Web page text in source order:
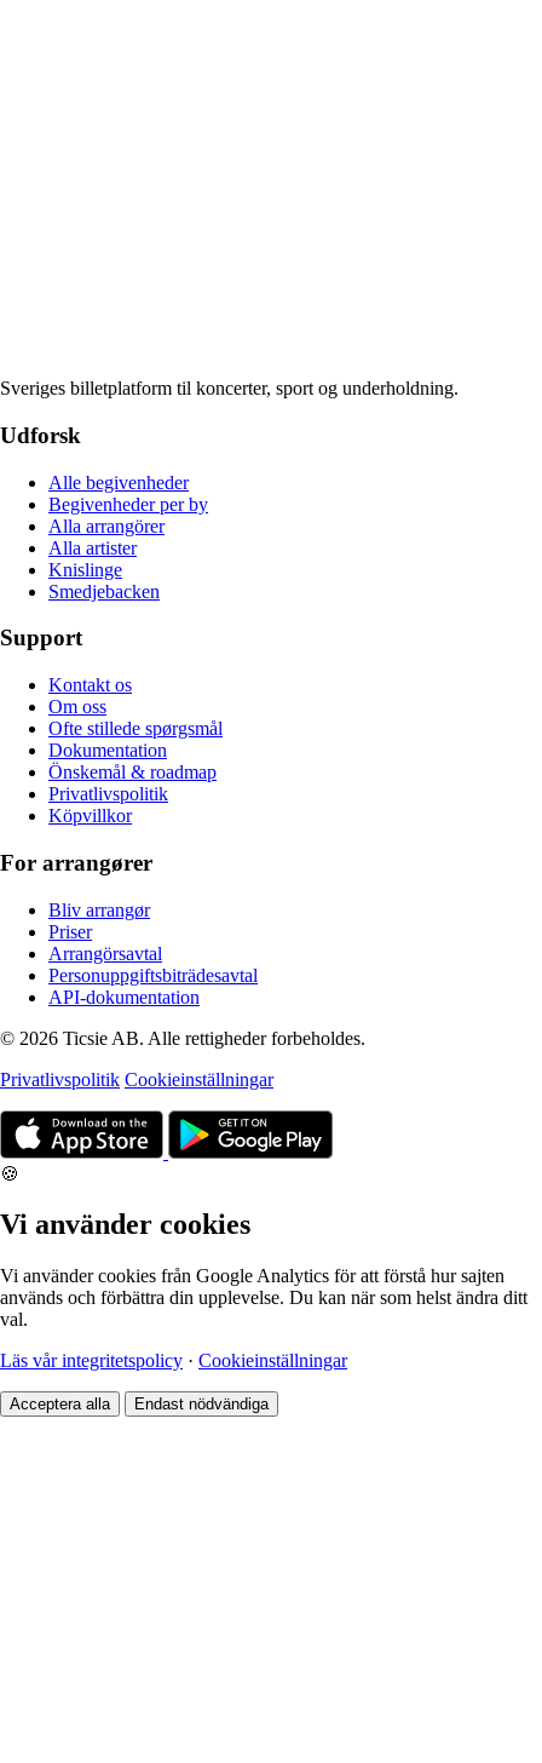
Sveriges billetplatform til koncerter, sport og underholdning.
Udforsk
Alle begivenheder
Begivenheder per by
Alla arrangörer
Alla artister
Knislinge
Smedjebacken
Support
Kontakt os
Om oss
Ofte stillede spørgsmål
Dokumentation
Önskemål & roadmap
Privatlivspolitik
Köpvillkor
For arrangører
Bliv arrangør
Priser
Arrangörsavtal
Personuppgiftsbiträdesavtal
API-dokumentation
© 2026 Ticsie AB. Alle rettigheder forbeholdes.
Privatlivspolitik Cookieinställningar
🍪
Vi använder cookies
Vi använder cookies från Google Analytics för att förstå hur sajten
används och förbättra din upplevelse. Du kan när som helst ändra ditt
val.
Läs vår integritetspolicy · Cookieinställningar
Acceptera alla Endast nödvändiga